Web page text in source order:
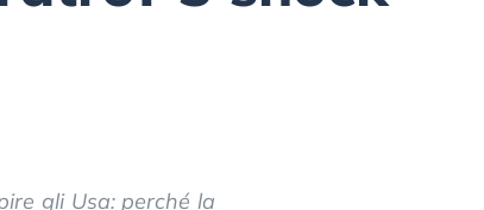
gli Usa: perché la